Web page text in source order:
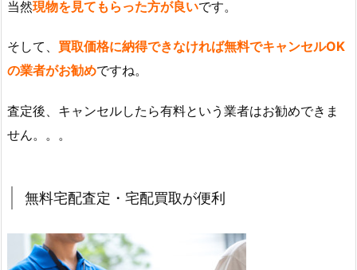
当然現物を見てもらった方が良いです。
そして、 買取価格に納得できなければ無料でキャンセルOK
の業者がお勧めですね。
査定後、キャンセルしたら有料という業者はお勧めできま
せん。。。
無料宅配査定・宅配買取が便利